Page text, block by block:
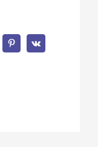
PinterestVk